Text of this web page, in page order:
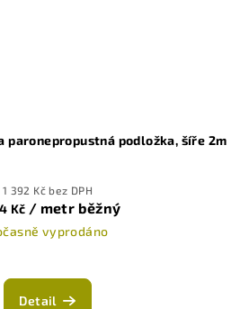
paronepropustná podložka, šíře 2m
1 392 Kč bez DPH
Kč / metr běžný
vyprodáno
Detail